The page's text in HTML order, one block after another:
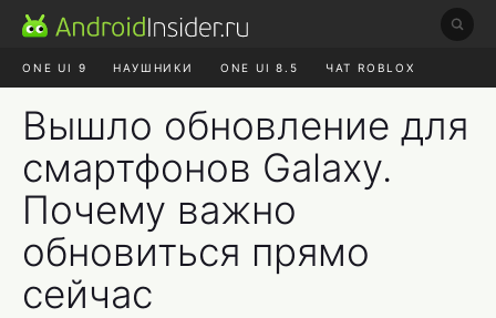
ONE UI 9 НАУШНИКИ ONE UI 8.5 ЧАТ ROBLOX
ЯНДЕКС ПЛЮС
Вышло обновление для
смартфонов Galaxy.
Почему важно
обновиться прямо
сейчас